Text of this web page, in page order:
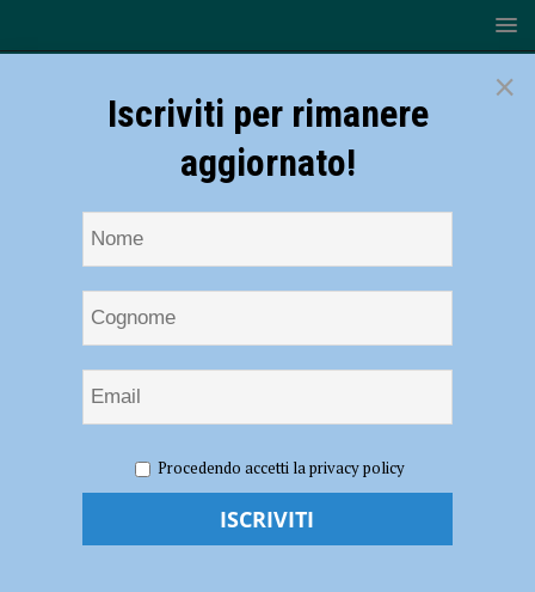
scatena il caos in un centro scommesse, intervengono i carabinieri: nei
guai un 41enne nordafricano, era anche irregolare
Ubriaco scatena il caos in un centro
×
Iscriviti per rimanere
aggiornato!
Procedendo accetti la privacy policy